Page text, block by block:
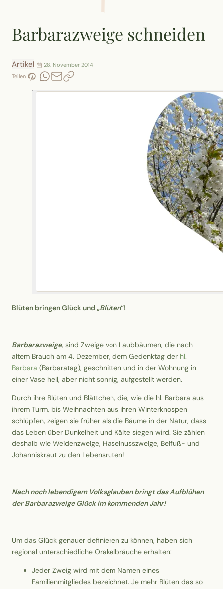
Barbarazweige schneiden
Artikel
28. November 2014
Teilen
Blüten bringen Glück und „Blüten“!
Barbarazweige, sind Zweige von Laubbäumen, die nach
altem Brauch am 4. Dezember, dem Gedenktag der hl.
Barbara (Barbaratag), geschnitten und in der Wohnung in
einer Vase hell, aber nicht sonnig, aufgestellt werden.
Durch ihre Blüten und Blättchen, die, wie die hl. Barbara aus
ihrem Turm, bis Weihnachten aus ihren Winterknospen
schlüpfen, zeigen sie früher als die Bäume in der Natur, dass
das Leben über Dunkelheit und Kälte siegen wird. Sie zählen
deshalb wie Weidenzweige, Haselnusszweige, Beifuß- und
Johanniskraut zu den Lebensruten!
Nach noch lebendigem Volksglauben bringt das Aufblühen
der Barbarazweige Glück im kommenden Jahr!
Um das Glück genauer definieren zu können, haben sich
regional unterschiedliche Orakelbräuche erhalten:
Jeder Zweig wird mit dem Namen eines
Familienmitgliedes bezeichnet. Je mehr Blüten das so